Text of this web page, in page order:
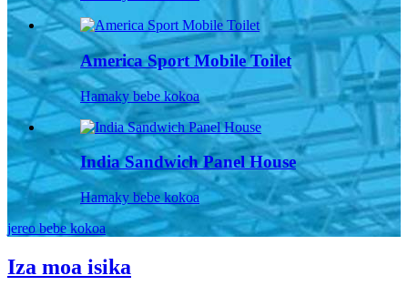
America Sport Mobile Toilet
Hamaky bebe kokoa
India Sandwich Panel House
Hamaky bebe kokoa
jereo bebe kokoa
Iza moa isika